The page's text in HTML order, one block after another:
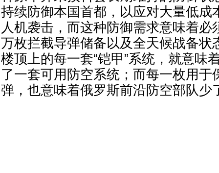
持续防御本国首都，以应对大量低成
人机袭击，而这种防御需求意味着必
万枚拦截导弹储备以及全天候战备状
楼顶上的每一套“铠甲”系统，就意味
了一套可用防空系统；而每一枚用于
弹，也意味着俄罗斯前沿防空部队少